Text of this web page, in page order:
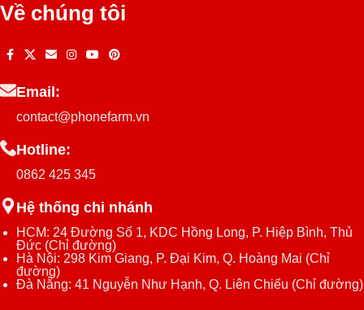
Về chúng tôi
Email:
contact@phonefarm.vn
Hotline:
0862 425 345
Hệ thống chi nhánh
HCM: 24 Đường Số 1, KDC Hồng Long, P. Hiệp Bình, Thủ
Đức (Chỉ đường)
Hà Nội: 298 Kim Giang, P. Đại Kim, Q. Hoàng Mai (Chỉ
đường)
Đà Nẵng: 41 Nguyễn Như Hạnh, Q. Liên Chiểu (Chỉ đường)